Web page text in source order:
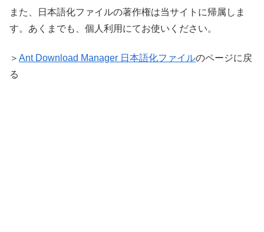
また、日本語化ファイルの著作権は当サイトに帰属しま
す。あくまでも、個人利用にてお使いください。
＞ Ant Download Manager 日本語化ファイルのページに戻
る